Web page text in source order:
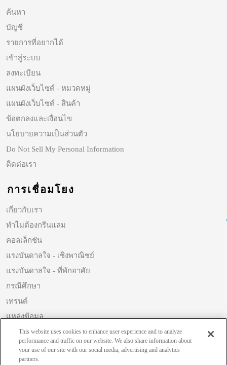
ค้นหา
บัญชี
รายการที่อยากได้
เข้าสู่ระบบ
ลงทะเบียน
แผนผังเว็บไซต์ - หมวดหมู่
แผนผังเว็บไซต์ - สินค้า
ข้อตกลงและเงื่อนไข
นโยบายความเป็นส่วนตัว
Do Not Sell My Personal Information
ติดต่อเรา
การเชื่อมโยง
เกี่ยวกับเรา
ทำไมต้องกรีนแลม
คอลเล็กชัน
แรงบันดาลใจ - เชิงพาณิชย์
แรงบันดาลใจ - ที่พักอาศัย
กรณีศึกษา
เทรนด์
แหล่งข้อมูล
ความยั่งยืน
This website uses cookies to enhance user experience and to analyze
performance and traffic on our website. We also share information about
your use of our site with our social media, advertising and analytics
partners.